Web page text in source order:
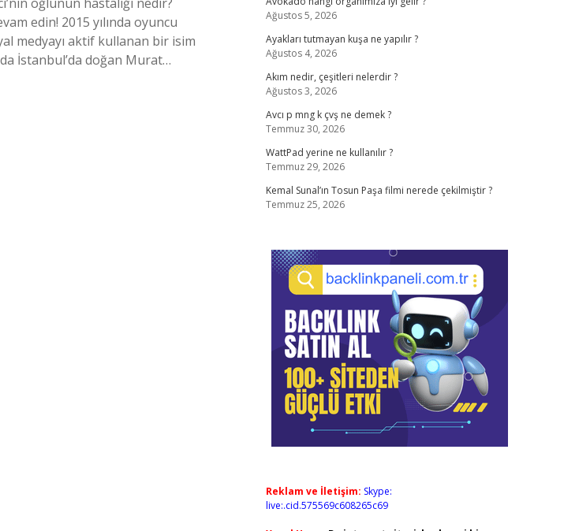
edin! 2015 yılında oyuncu
medyayı aktif kullanan bir isim
İstanbul’da doğan Murat…
Ağustos 5, 2026
Ayakları tutmayan kuşa ne yapılır ?
Ağustos 4, 2026
Akım nedir, çeşitleri nelerdir ?
Ağustos 3, 2026
Avcı p mng k çvş ne demek ?
Temmuz 30, 2026
WattPad yerine ne kullanılır ?
Temmuz 29, 2026
Kemal Sunal’ın Tosun Paşa filmi nerede çekilmiştir ?
Temmuz 25, 2026
Reklam ve İletişim: Skype:
live:.cid.575569c608265c69